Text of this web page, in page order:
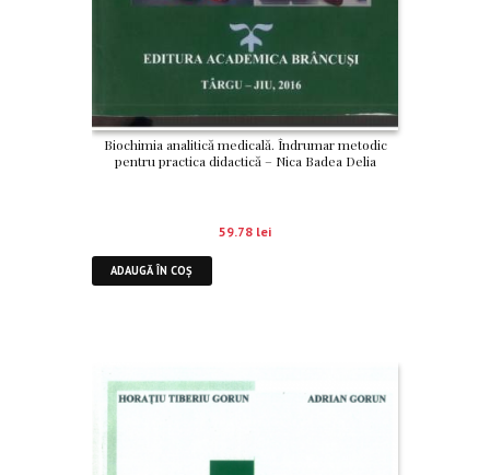
Biochimia analitică medicală. Îndrumar metodic
pentru practica didactică – Nica Badea Delia
59.78 lei
ADAUGĂ ÎN COȘ